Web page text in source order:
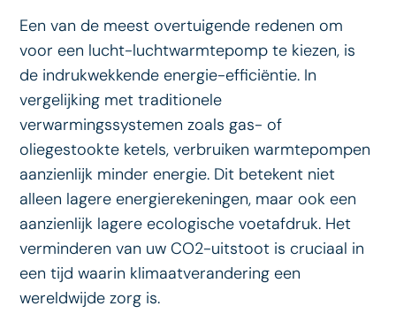
Een van de meest overtuigende redenen om
voor een lucht-luchtwarmtepomp te kiezen, is
de indrukwekkende energie-efficiëntie. In
vergelijking met traditionele
verwarmingssystemen zoals gas- of
oliegestookte ketels, verbruiken warmtepompen
aanzienlijk minder energie. Dit betekent niet
alleen lagere energierekeningen, maar ook een
aanzienlijk lagere ecologische voetafdruk. Het
verminderen van uw CO2-uitstoot is cruciaal in
een tijd waarin klimaatverandering een
wereldwijde zorg is.